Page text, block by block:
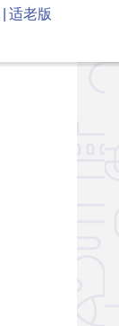
适老版